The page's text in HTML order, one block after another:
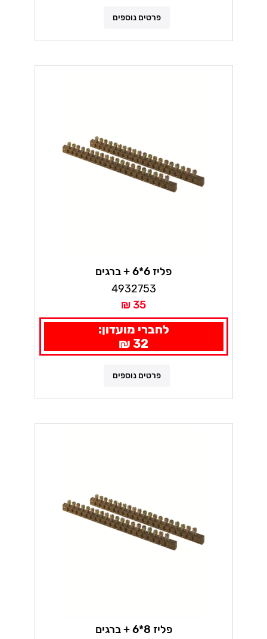
פרטים נוספים
פליז 6*6 + ברגים
4932753
35 ₪
לחברי מועדון:
32 ₪
פרטים נוספים
פליז 8*6 + ברגים